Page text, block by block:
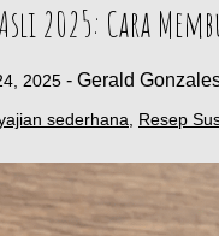
Asli 2025: Cara
2025 - Gerald
sederhana, Resep